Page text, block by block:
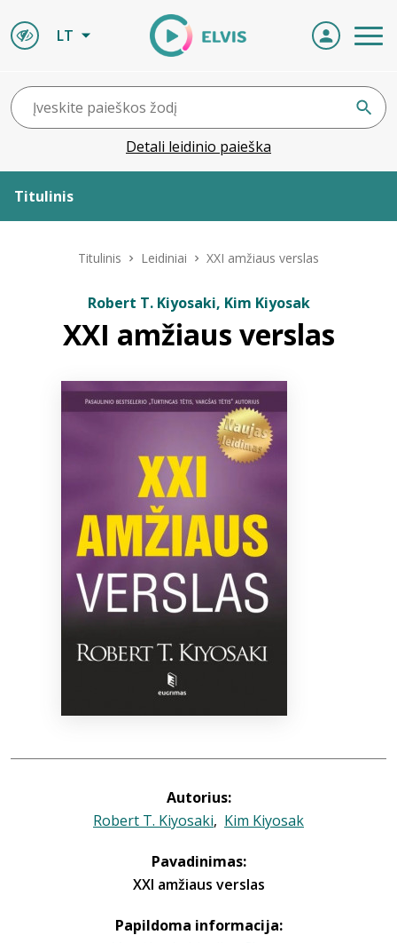
LT
Detali leidinio paieška
Titulinis
ELVIS atvyksta
Naujienos
Titulinis Leidiniai XXI amžiaus verslas
Robert T. Kiyosaki, Kim Kiyosak
XXI amžiaus verslas
Autorius:
Robert T. Kiyosaki, Kim Kiyosak
Pavadinimas:
XXI amžiaus verslas
Papildoma informacija: